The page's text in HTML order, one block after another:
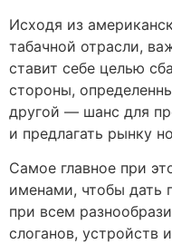
Исходя из
табачной отрасли,
ставит себе целью
стороны,
другой — шанс для
и предлагать рынку
Самое главное при
именами, чтобы дать
при всем
слоганов, устройств